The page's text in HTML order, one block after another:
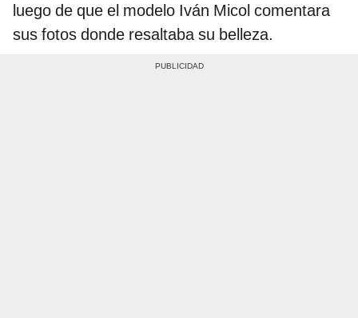
luego de que el modelo Iván Micol comentara
sus fotos donde resaltaba su belleza.